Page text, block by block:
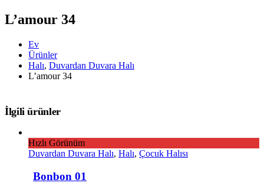
L’amour 34
Ev
Ürünler
Halı, Duvardan Duvara Halı
L’amour 34
İlgili ürünler
Hızlı Görünüm
Duvardan Duvara Halı, Halı, Çocuk Halısı
Bonbon 01